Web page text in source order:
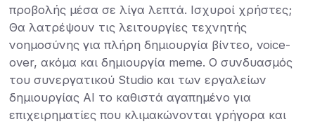
προβολής μέσα σε λίγα λεπτά. Ισχυροί χρήστες;
Θα λατρέψουν τις λειτουργίες τεχνητής
νοημοσύνης για πλήρη δημιουργία βίντεο, voice-
over, ακόμα και δημιουργία meme. Ο συνδυασμός
του συνεργατικού Studio και των εργαλείων
δημιουργίας AI το καθιστά αγαπημένο για
επιχειρηματίες που κλιμακώνονται γρήγορα και